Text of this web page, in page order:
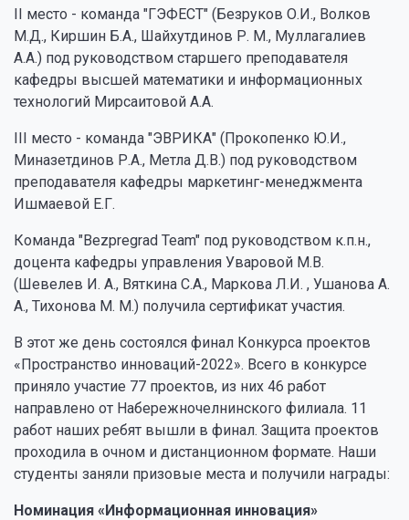
II место - команда "ГЭФЕСТ" (Безруков О.И., Волков
М.Д., Киршин Б.А., Шайхутдинов Р. М., Муллагалиев
А.А.) под руководством старшего преподавателя
кафедры высшей математики и информационных
технологий Мирсаитовой А.А.
III место - команда "ЭВРИКА" (Прокопенко Ю.И.,
Миназетдинов Р.А., Метла Д.В.) под руководством
преподавателя кафедры маркетинг-менеджмента
Ишмаевой Е.Г.
Команда "Bezpregrad Team" под руководством к.п.н.,
доцента кафедры управления Уваровой М.В.
(Шевелев И. А., Вяткина С.А., Маркова Л.И. , Ушанова А.
А., Тихонова М. М.) получила сертификат участия.
В этот же день состоялся финал Конкурса проектов
«Пространство инноваций-2022». Всего в конкурсе
приняло участие 77 проектов, из них 46 работ
направлено от Набережночелнинского филиала. 11
работ наших ребят вышли в финал. Защита проектов
проходила в очном и дистанционном формате. Наши
студенты заняли призовые места и получили награды:
Номинация «Информационная инновация»